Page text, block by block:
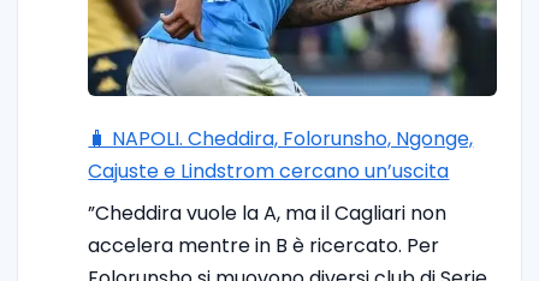
🧳 NAPOLI. Cheddira, Folorunsho, Ngonge,
Cajuste e Lindstrom cercano un’uscita
”Cheddira vuole la A, ma il Cagliari non
accelera mentre in B è ricercato. Per